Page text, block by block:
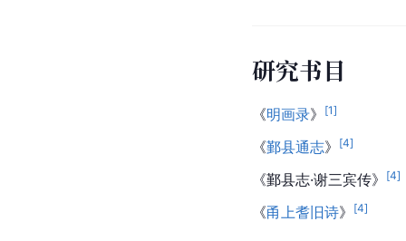
研究书目
《明画录》 [1]
《鄞县通志》 [4]
《鄞县志·谢三宾传》 [4]
《甬上耆旧诗》 [4]